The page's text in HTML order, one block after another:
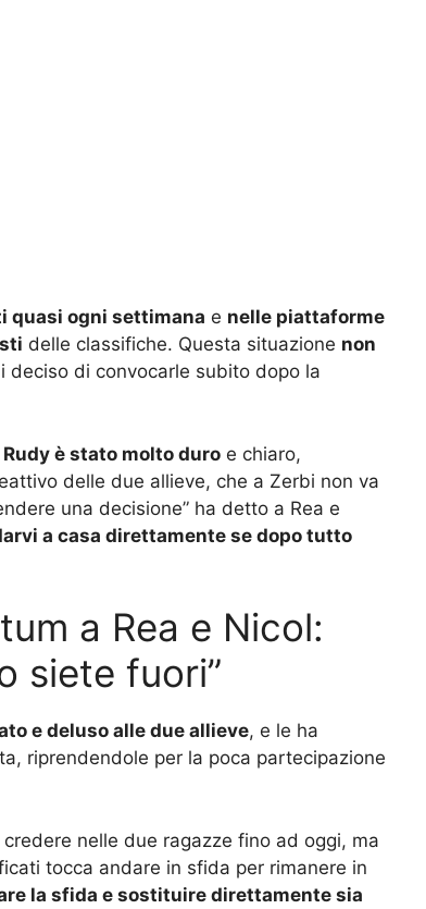
quasi ogni settimana e nelle piattaforme
delle classifiche. Questa situazione non
deciso di convocarle subito dopo la
Rudy è stato molto duro e chiaro,
delle due allieve, che a Zerbi non va
una decisione” ha detto a Rea e
a casa direttamente se dopo tutto
a Rea e Nicol:
siete fuori”
e deluso alle due allieve, e le ha
riprendendole per la poca partecipazione
nelle due ragazze fino ad oggi, ma
tocca andare in sfida per rimanere in
la sfida e sostituire direttamente sia